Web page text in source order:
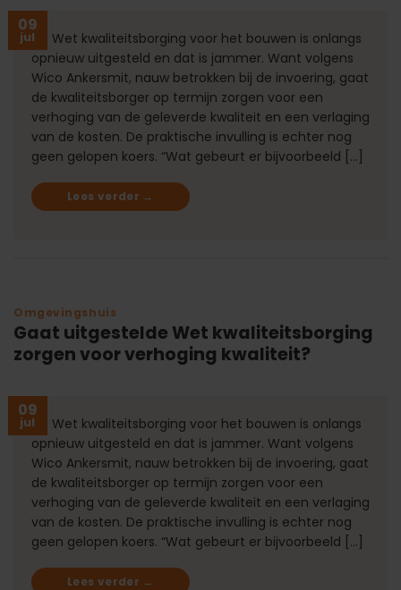
09
julDe Wet kwaliteitsborging voor het bouwen is onlangs
opnieuw uitgesteld en dat is jammer. Want volgens
Wico Ankersmit, nauw betrokken bij de invoering, gaat
de kwaliteitsborger op termijn zorgen voor een
verhoging van de geleverde kwaliteit en een verlaging
van de kosten. De praktische invulling is echter nog
geen gelopen koers. “Wat gebeurt er bijvoorbeeld […]
Lees verder →
Omgevingshuis
Gaat uitgestelde Wet kwaliteitsborging
zorgen voor verhoging kwaliteit?
09
julDe Wet kwaliteitsborging voor het bouwen is onlangs
opnieuw uitgesteld en dat is jammer. Want volgens
Wico Ankersmit, nauw betrokken bij de invoering, gaat
de kwaliteitsborger op termijn zorgen voor een
verhoging van de geleverde kwaliteit en een verlaging
van de kosten. De praktische invulling is echter nog
geen gelopen koers. “Wat gebeurt er bijvoorbeeld […]
Lees verder →